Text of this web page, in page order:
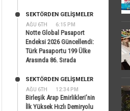
AĞU 6TH 6:15 PM
SEKTÖRDEN GELIŞMELER
Notte Global Pasaport
Endeksi 2026 Güncellendi:
Türk Pasaportu 199 Ülke
Arasında 86. Sırada
AĞU 6TH 12:34 PM
SEKTÖRDEN GELIŞMELER
Birleşik Arap Emirlikleri’nin
İlk Yüksek Hızlı Demiryolu